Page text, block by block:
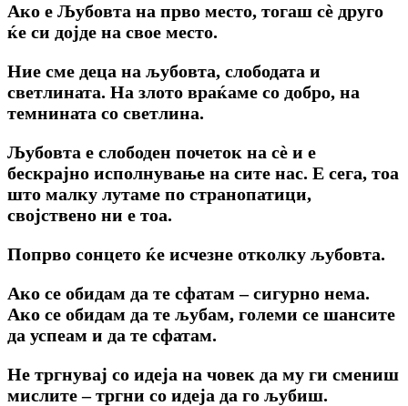
Ако е Љубовта на прво место, тогаш сѐ друго
ќе си дојде на свое место.
Ние сме деца на љубовта, слободата и
светлината. На злото враќаме co добро, на
темнината co светлина.
Љубовта е слободен почеток на сѐ и e
бескрајно исполнување на сите нас. E сега, тоа
што малку лутаме по странопатици,
својствено ни e тоа.
Попрво сонцето ќе исчезне отколку љубовта.
Ако се обидам да те сфатам – сигурно нема.
Ако се обидам да те љубам, големи се шансите
да успеам и да те сфатам.
He тргнувај co идеја на човек да му ги смениш
мислите – тргни co идеја да го љубиш.